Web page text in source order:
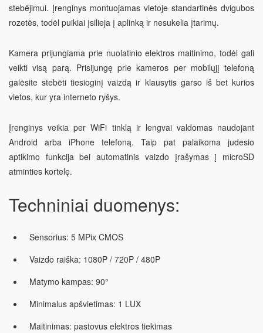
stebėjimui. Įrenginys montuojamas vietoje standartinės dvigubos
rozetės, todėl puikiai įsilieja į aplinką ir nesukelia įtarimų.
Kamera prijungiama prie nuolatinio elektros maitinimo, todėl gali
veikti visą parą. Prisijungę prie kameros per mobilųjį telefoną
galėsite stebėti tiesioginį vaizdą ir klausytis garso iš bet kurios
vietos, kur yra interneto ryšys.
Įrenginys veikia per WiFi tinklą ir lengvai valdomas naudojant
Android arba iPhone telefoną. Taip pat palaikoma judesio
aptikimo funkcija bei automatinis vaizdo įrašymas į microSD
atminties kortelę.
Techniniai duomenys:
Sensorius: 5 MPix CMOS
Vaizdo raiška: 1080P / 720P / 480P
Matymo kampas: 90°
Minimalus apšvietimas: 1 LUX
Maitinimas: pastovus elektros tiekimas